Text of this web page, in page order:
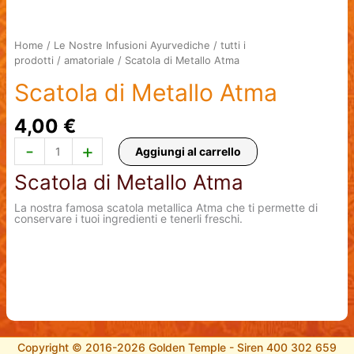
Home / Le Nostre Infusioni Ayurvediche / tutti i
prodotti / amatoriale / Scatola di Metallo Atma
Scatola di Metallo Atma
4,00 €
-
Metallo
Atma
quantità
+ Aggiungi al carrello
Scatola di Metallo Atma
La nostra famosa scatola metallica Atma che ti permette di
conservare i tuoi ingredienti e tenerli freschi.
Copyright © 2016-2026 Golden Temple - Siren 400 302 659